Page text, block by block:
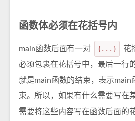
函数体必须在花括号内
main函数后面有一对 {...}
花
必须包裹在花括号中，最后一行
就是main函数的结束，表示main
束。所以，如果有什么需要写在
需要将这些内容写在函数后面的